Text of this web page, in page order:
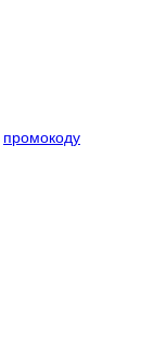
промокоду